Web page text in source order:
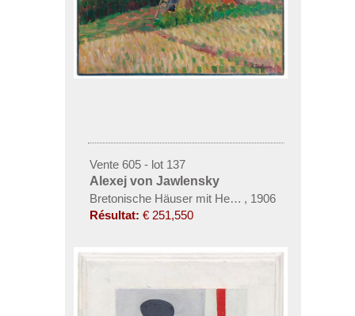
Vente 605 - lot 137
Alexej von Jawlensky
Bretonische Häuser mit Heuhaufen
, 1906
Résultat: € 251,550